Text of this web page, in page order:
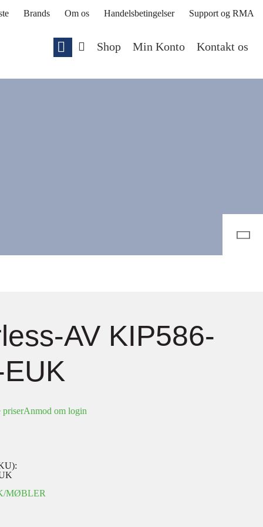
Brands Om os Handelsbetingelser Support og RMA
Shop Min Konto Kontakt os
AV KIP586-
priserAnmod om login
MØBLER